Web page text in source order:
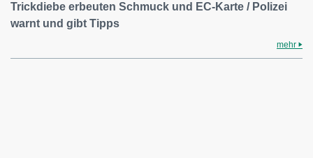
Trickdiebe erbeuten Schmuck und EC-Karte / Polizei
warnt und gibt Tipps
mehr